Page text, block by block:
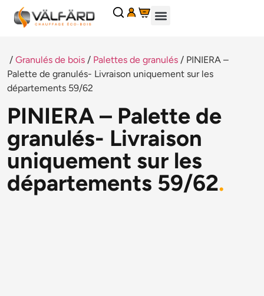
Panneau de gestion des cookies
/ Granulés de bois / Palettes de granulés / PINIERA –
Palette de granulés- Livraison uniquement sur les
départements 59/62
PINIERA – Palette de
granulés- Livraison
uniquement sur les
départements 59/62.